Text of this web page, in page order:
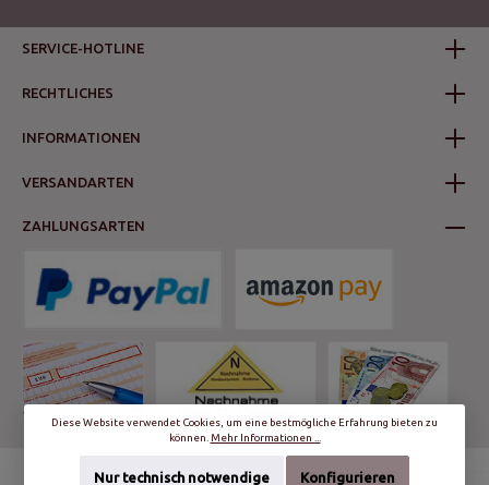
SERVICE-HOTLINE
RECHTLICHES
INFORMATIONEN
VERSANDARTEN
ZAHLUNGSARTEN
Diese Website verwendet Cookies, um eine bestmögliche Erfahrung bieten zu
können. Mehr Informationen ...
Nur technisch notwendige Konfigurieren